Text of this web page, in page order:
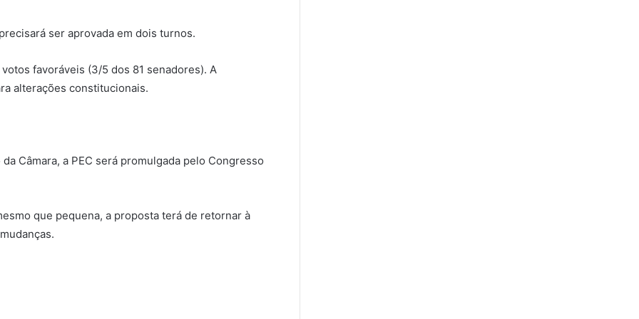
ser aprovada em dois turnos.
favoráveis (3/5 dos 81 senadores). A
alterações constitucionais.
Câmara, a PEC será promulgada pelo Congresso
que pequena, a proposta terá de retornar à